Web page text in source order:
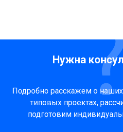
Нужна
Подробно расскажем о наших
типовых проектах,
подготовим